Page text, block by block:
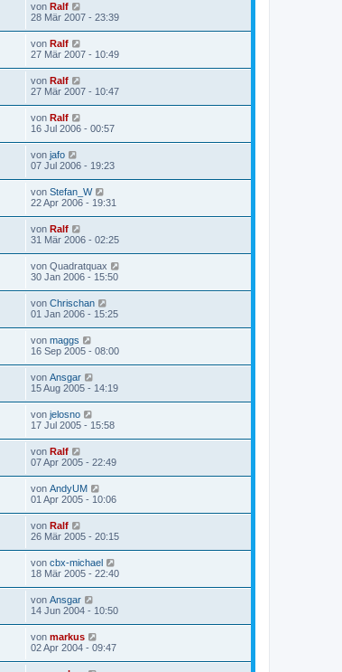
von Ralf
28 Mär 2007 - 23:39
von Ralf
27 Mär 2007 - 10:49
von Ralf
27 Mär 2007 - 10:47
von Ralf
16 Jul 2006 - 00:57
von jafo
07 Jul 2006 - 19:23
von Stefan_W
22 Apr 2006 - 19:31
von Ralf
31 Mär 2006 - 02:25
von Quadratquax
30 Jan 2006 - 15:50
von Chrischan
01 Jan 2006 - 15:25
von maggs
16 Sep 2005 - 08:00
von Ansgar
15 Aug 2005 - 14:19
von jelosno
17 Jul 2005 - 15:58
von Ralf
07 Apr 2005 - 22:49
von AndyUM
01 Apr 2005 - 10:06
von Ralf
26 Mär 2005 - 20:15
von cbx-michael
18 Mär 2005 - 22:40
von Ansgar
14 Jun 2004 - 10:50
von markus
02 Apr 2004 - 09:47